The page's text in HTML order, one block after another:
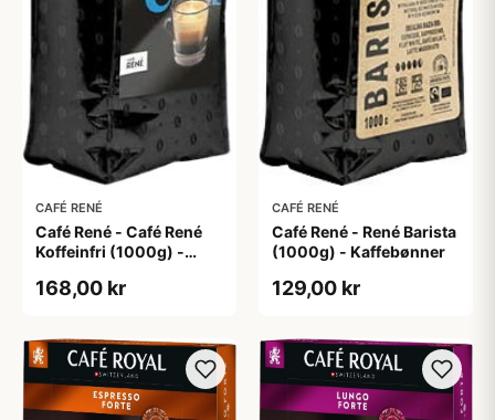
CAFÉ RENÉ
Café René - Café René
Koffeinfri (1000g) -
168,00 kr
CAFÉ RENÉ
Café René - René Barista
(1000g) - Kaffebønner
129,00 kr